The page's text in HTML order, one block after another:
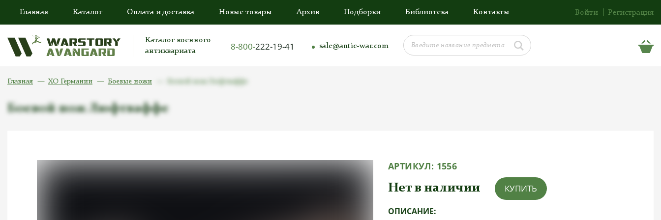
Главная Каталог Оплата и доставка Новые товары Архив Подборки Библиотека Контакты Войти Регистрация
Каталог военного
антиквариата
8-800-222-19-41 sale@antic-war.com
Главная ХО Германии Боевые ножи
Боевой нож Люфтваффе
АРТИКУЛ: 1556
Нет в наличии КУПИТЬ
ОПИСАНИЕ: